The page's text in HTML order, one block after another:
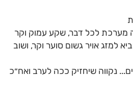
מערכת לכל דבר, שקע עמוק וקר
למזג אויר גשום סוער וקר, ושוב
נקווה שיחזיק ככה לערב ואח״כ